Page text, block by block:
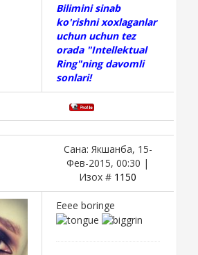
Bilimini sinab
ko'rishni xoxlaganlar
uchun uchun tez
orada "Intellektual
Ring"ning davomli
sonlari!
Сана: Якшанба, 15-
Фев-2015, 00:30 |
Изох # 1150
Eeee boringe